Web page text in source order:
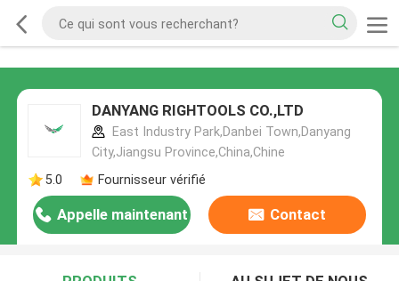
DANYANG RIGHTOOLS CO.,LTD
East Industry Park,Danbei Town,Danyang
City,Jiangsu Province,China,Chine
5.0
Fournisseur vérifié
Appelle maintenant Contact